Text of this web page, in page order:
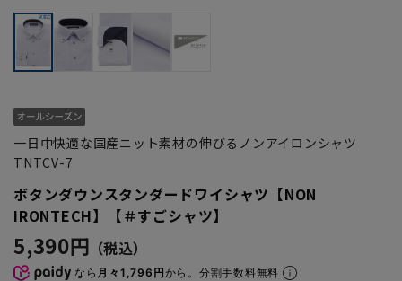
一日中快適な国産ニット素材の伸びるノンアイロンシャツ
TNTCV-7
ボタンダウンスタンダードワイシャツ【NON
IRONTECH】【＃すごシャツ】
5,390円
なら 月々1,796円から。分割手数料無料